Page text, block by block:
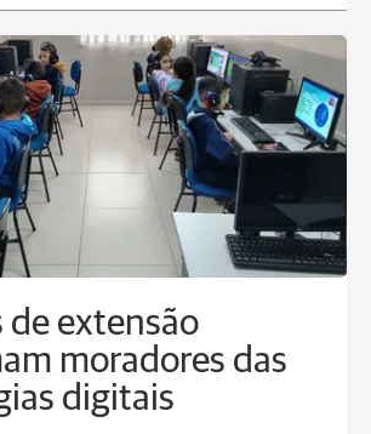
de extensão
moradores das
digitais